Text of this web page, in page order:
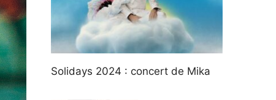
Solidays 2024 : concert de Mika